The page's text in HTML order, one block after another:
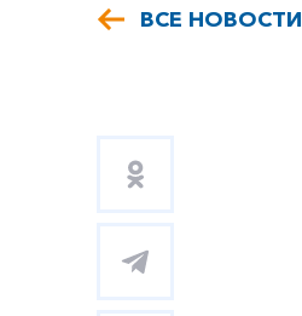
ВСЕ НОВОСТИ